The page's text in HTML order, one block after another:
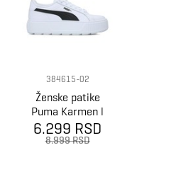
384615-02
Ženske patike
Puma Karmen l
6.299 RSD
8.999 RSD